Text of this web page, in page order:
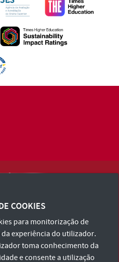
e Política de Privacidade
Acessibilidade
COOKIES
para monitorização de
experiência do utilizador.
toma conhecimento da
e consente a utilização